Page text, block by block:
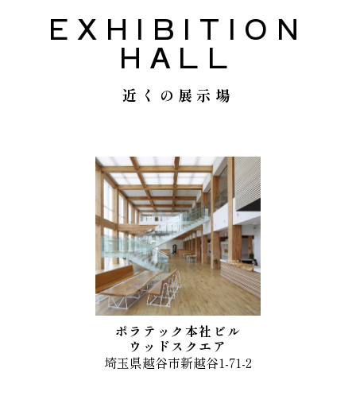
EXHIBITION
HALL
近くの展示場
ポラテック本社ビル
ウッドスクエア
埼玉県越谷市新越谷1-71-2